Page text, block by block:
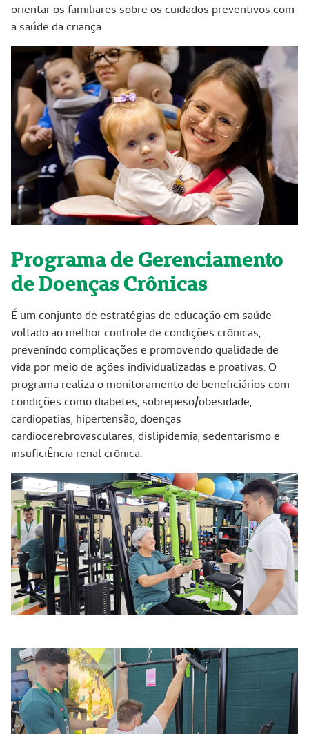
orientar os familiares sobre os cuidados preventivos com
a saúde da criança.
Programa de Gerenciamento
de Doenças Crônicas
É um conjunto de estratégias de educação em saúde
voltado ao melhor controle de condições crônicas,
prevenindo complicações e promovendo qualidade de
vida por meio de ações individualizadas e proativas. O
programa realiza o monitoramento de beneficiários com
condições como diabetes, sobrepeso/obesidade,
cardiopatias, hipertensão, doenças
cardiocerebrovasculares, dislipidemia, sedentarismo e
insuficiÊncia renal crônica.